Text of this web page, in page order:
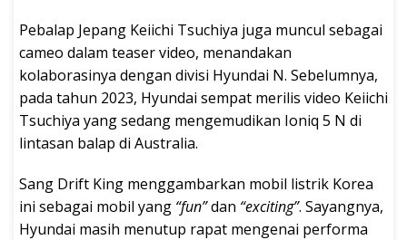
Pebalap Jepang Keiichi Tsuchiya juga muncul sebagai
cameo dalam teaser video, menandakan
kolaborasinya dengan divisi Hyundai N. Sebelumnya,
pada tahun 2023, Hyundai sempat merilis video Keiichi
Tsuchiya yang sedang mengemudikan Ioniq 5 N di
lintasan balap di Australia.
Sang Drift King menggambarkan mobil listrik Korea
ini sebagai mobil yang “fun”dan “exciting”. Sayangnya,
Hyundai masih menutup rapat mengenai performa